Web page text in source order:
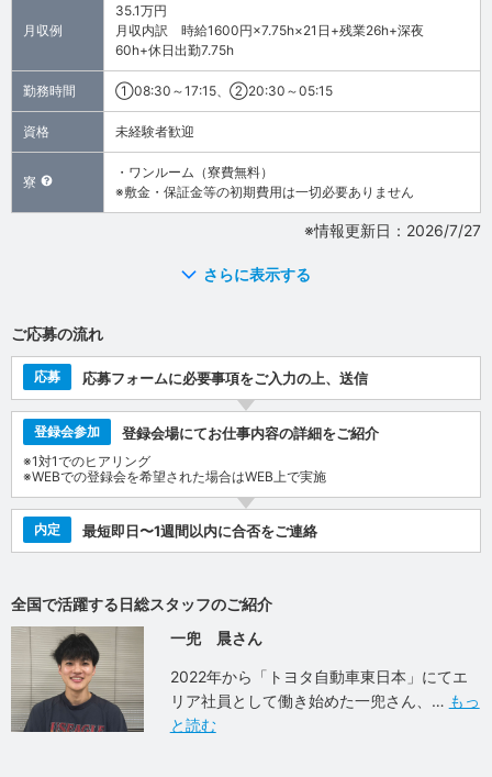
月収例
35.1万円
月収内訳 時給1600円×7.75h×21日+残業26h+深夜
60h+休日出勤7.75h
勤務時間 ①08:30～17:15、②20:30～05:15
資格 未経験者歓迎
寮
・ワンルーム（寮費無料）
※敷金・保証金等の初期費用は一切必要ありません
※情報更新日：2026/7/27
さらに表示する
ご応募の流れ
応募 応募フォームに必要事項をご入力の上、送信
登録会参加 登録会場にてお仕事内容の詳細をご紹介
※1対1でのヒアリング
※WEBでの登録会を希望された場合はWEB上で実施
内定 最短即日〜1週間以内に合否をご連絡
全国で活躍する日総スタッフのご紹介
一兜 晨さん
2022年から「トヨタ自動車東日本」にてエ
リア社員として働き始めた一兜さん、
もっ
と読む